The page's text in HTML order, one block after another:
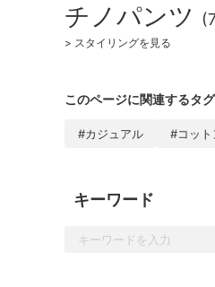
チノパンツ
> スタイリングを見る
このページに関連するタグ
#カジュアル #コット
キーワード